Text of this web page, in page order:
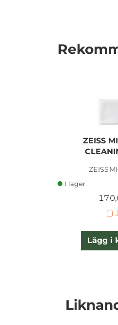
ZEISS
I lager
Lägg i